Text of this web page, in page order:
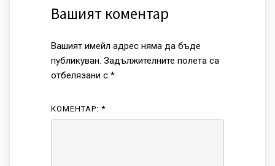
Вашият коментар
Вашият имейл адрес няма да бъде
публикуван. Задължителните полета са
отбелязани с *
КОМЕНТАР: *